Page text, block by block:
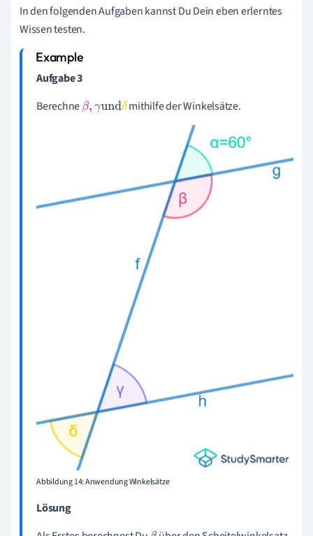
In den folgenden Aufgaben kannst Du Dein eben erlerntes
Wissen testen.
Aufgabe 3
Berechneβ,γundδ mithilfe der Winkelsätze.
Abbildung 14: Anwendung Winkelsätze
Lösung